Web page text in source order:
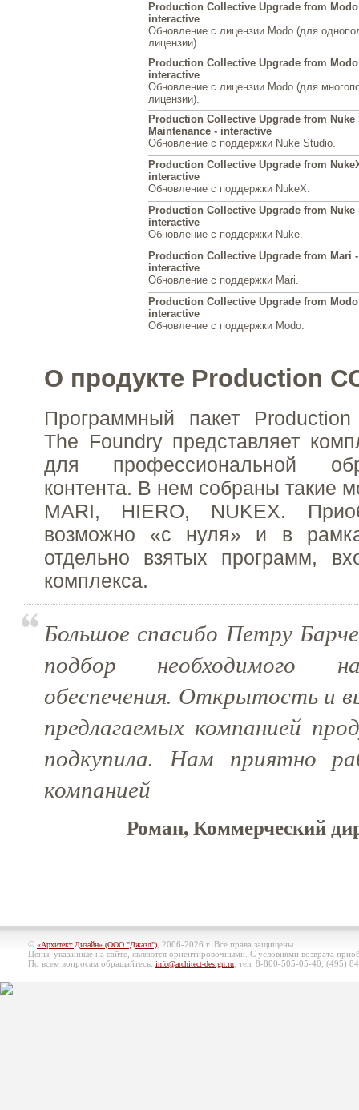
Production Collective Upgrade from
interactive
Обновление с лицензии Modo (для
лицензии).
Production Collective Upgrade from
interactive
Обновление с лицензии Modo (для
лицензии).
Production Collective Upgrade from Nuke
Maintenance - interactive
Обновление с поддержки Nuke Studio.
Production Collective Upgrade from
interactive
Обновление с поддержки NukeX.
Production Collective Upgrade from Nuke
interactive
Обновление с поддержки Nuke.
Production Collective Upgrade from Mari
interactive
Обновление с поддержки Mari.
Production Collective Upgrade from
interactive
Обновление с поддержки Modo.
О продукте Production
Программный пакет
The Foundry представляет
для профессиональной
контента. В нем собраны такие
MARI, HIERO, NUKEX.
возможно «с нуля» и в
отдельно взятых программ,
комплекса.
Большое спасибо Петру
подбор необходимого
обеспечения. Открытость и
предлагаемых компанией
подкупила. Нам приятно
компанией
Роман, Коммерческий
© «Архитект Дизайн» (ООО "Джазл") , 2006-2026 г. Все права защищены.
Цены, указанные на сайте, являются ориентировочными. С условиями возврата
По всем вопросам обращайтесь: info@architect-design.ru , тел. 8-800-505-05-40, (495)